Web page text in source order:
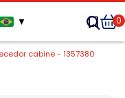
▼ 0
cabine - 1357380